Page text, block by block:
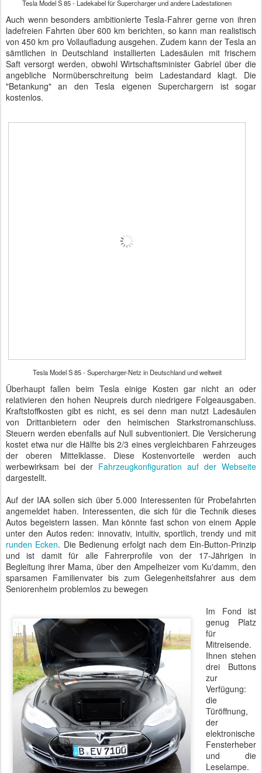
Tesla Model S 85 - Ladekabel für Supercharger und andere Ladestationen
Auch wenn besonders ambitionierte Tesla-Fahrer gerne von ihren
ladefreien Fahrten über 600 km berichten, so kann man realistisch
von 450 km pro Vollaufladung ausgehen. Zudem kann der Tesla an
sämtlichen in Deutschland installierten Ladesäulen mit frischem
Saft versorgt werden, obwohl Wirtschaftsminister Gabriel über die
angebliche Normüberschreitung beim Ladestandard klagt. Die
"Betankung" an den Tesla eigenen Superchargern ist sogar
kostenlos.
Tesla Model S 85 - Supercharger-Netz in Deutschland und weltweit
Überhaupt fallen beim Tesla einige Kosten gar nicht an oder
relativieren den hohen Neupreis durch niedrigere Folgeausgaben.
Kraftstoffkosten gibt es nicht, es sei denn man nutzt Ladesäulen
von Drittanbietern oder den heimischen Starkstromanschluss.
Steuern werden ebenfalls auf Null subventioniert. Die Versicherung
kostet etwa nur die Hälfte bis 2/3 eines vergleichbaren Fahrzeuges
der oberen Mittelklasse. Diese Kostenvorteile werden auch
werbewirksam bei der Fahrzeugkonfiguration auf der Webseite
dargestellt.
Auf der IAA sollen sich über 5.000 Interessenten für Probefahrten
angemeldet haben. Interessenten, die sich für die Technik dieses
Autos begeistern lassen. Man könnte fast schon von einem Apple
unter den Autos reden: innovativ, intuitiv, sportlich, trendy und mit
runden Ecken. Die Bedienung erfolgt nach dem Ein-Button-Prinzip
und ist damit für alle Fahrerprofile von der 17-Jährigen in
Begleitung ihrer Mama, über den Ampelheizer vom Ku'damm, den
sparsamen Familienvater bis zum Gelegenheitsfahrer aus dem
Seniorenheim problemlos zu bewegen
Im Fond ist
genug Platz
für
Mitreisende.
Ihnen stehen
drei Buttons
zur
Verfügung:
die
Türöffnung,
der
elektronische
Fensterheber
und die
Leselampe.